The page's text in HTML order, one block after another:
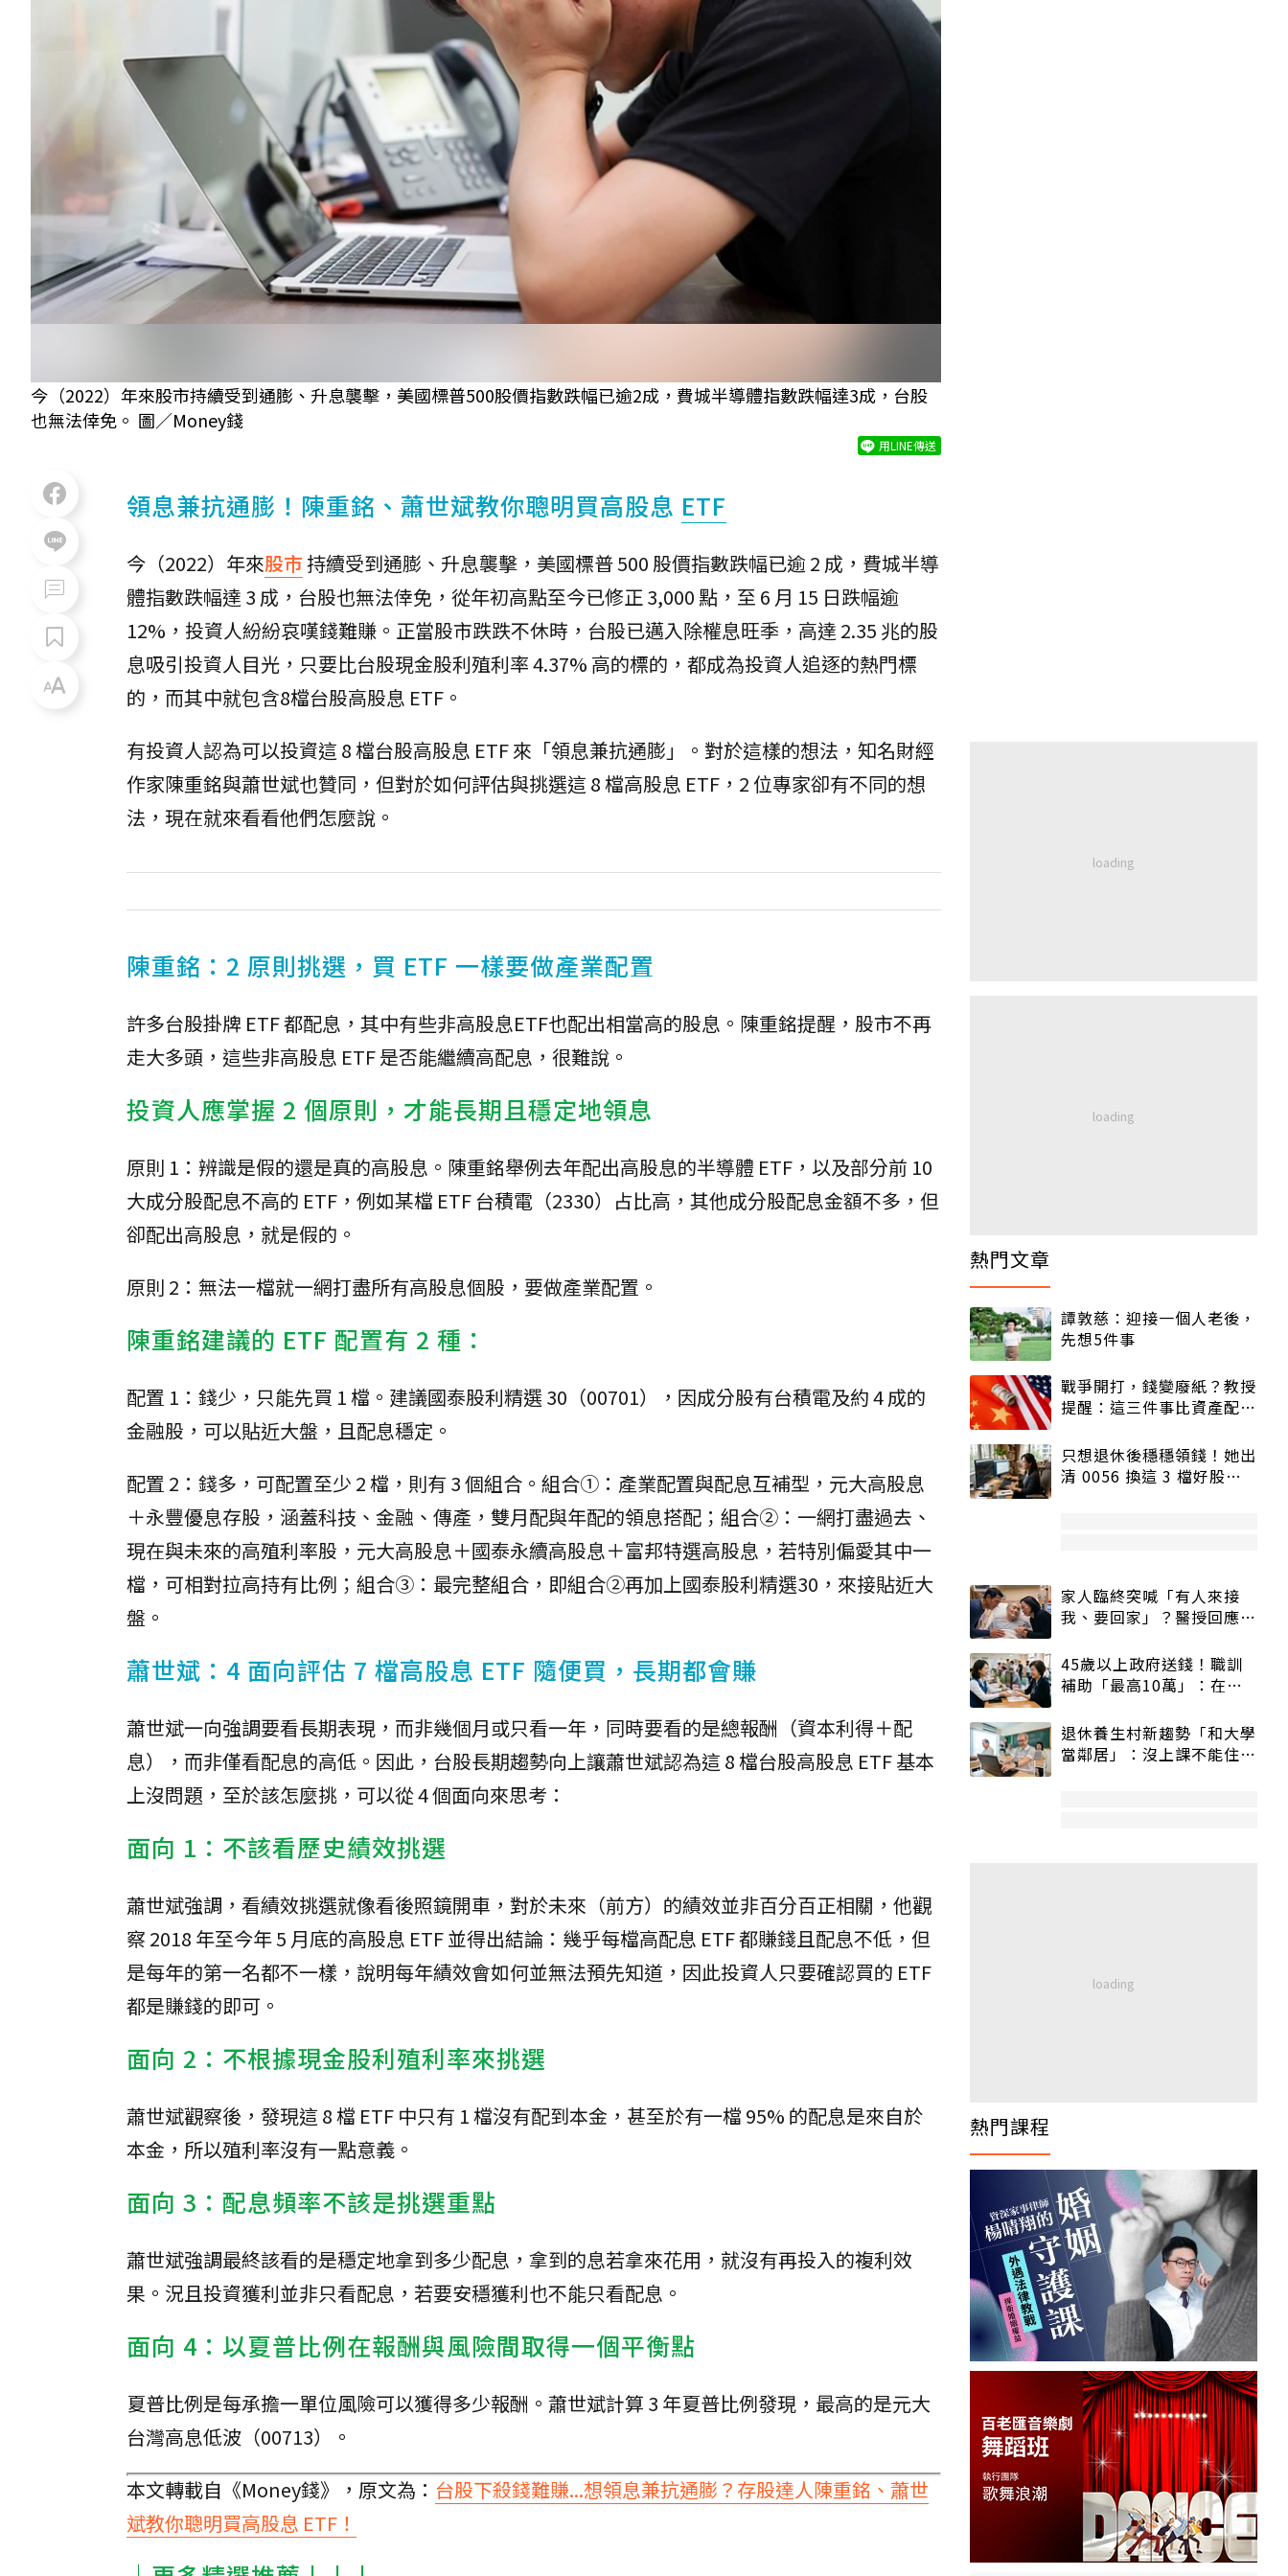
今（2022）年來股市持續受到通膨、升息襲擊，美國標普500股價指數跌幅已逾2成，費城半導體指數跌幅達3成，台股
也無法倖免。 圖／Money錢
用LINE傳送
領息兼抗通膨！陳重銘、蕭世斌教你聰明買高股息 ETF
今（2022）年來股市持續受到通膨、升息襲擊，美國標普 500 股價指數跌幅已逾 2 成，費城半導
體指數跌幅達 3 成，台股也無法倖免，從年初高點至今已修正 3,000 點，至 6 月 15 日跌幅逾
12%，投資人紛紛哀嘆錢難賺。正當股市跌跌不休時，台股已邁入除權息旺季，高達 2.35 兆的股
息吸引投資人目光，只要比台股現金股利殖利率 4.37% 高的標的，都成為投資人追逐的熱門標
的，而其中就包含8檔台股高股息 ETF。
有投資人認為可以投資這 8 檔台股高股息 ETF 來「領息兼抗通膨」。對於這樣的想法，知名財經
作家陳重銘與蕭世斌也贊同，但對於如何評估與挑選這 8 檔高股息 ETF，2 位專家卻有不同的想
法，現在就來看看他們怎麼說。
陳重銘：2 原則挑選，買 ETF 一樣要做產業配置
許多台股掛牌 ETF 都配息，其中有些非高股息ETF也配出相當高的股息。陳重銘提醒，股市不再
走大多頭，這些非高股息 ETF 是否能繼續高配息，很難說。
投資人應掌握 2 個原則，才能長期且穩定地領息
原則 1：辨識是假的還是真的高股息。陳重銘舉例去年配出高股息的半導體 ETF，以及部分前 10
大成分股配息不高的 ETF，例如某檔 ETF 台積電（2330）占比高，其他成分股配息金額不多，但
卻配出高股息，就是假的。
原則 2：無法一檔就一網打盡所有高股息個股，要做產業配置。
陳重銘建議的 ETF 配置有 2 種：
配置 1：錢少，只能先買 1 檔。建議國泰股利精選 30（00701），因成分股有台積電及約 4 成的
金融股，可以貼近大盤，且配息穩定。
配置 2：錢多，可配置至少 2 檔，則有 3 個組合。組合①：產業配置與配息互補型，元大高股息
＋永豐優息存股，涵蓋科技、金融、傳產，雙月配與年配的領息搭配；組合②：一網打盡過去、
現在與未來的高殖利率股，元大高股息＋國泰永續高股息＋富邦特選高股息，若特別偏愛其中一
檔，可相對拉高持有比例；組合③：最完整組合，即組合②再加上國泰股利精選30，來接貼近大
盤。
蕭世斌：4 面向評估 7 檔高股息 ETF 隨便買，長期都會賺
蕭世斌一向強調要看長期表現，而非幾個月或只看一年，同時要看的是總報酬（資本利得＋配
息），而非僅看配息的高低。因此，台股長期趨勢向上讓蕭世斌認為這 8 檔台股高股息 ETF 基本
上沒問題，至於該怎麼挑，可以從 4 個面向來思考：
面向 1：不該看歷史績效挑選
蕭世斌強調，看績效挑選就像看後照鏡開車，對於未來（前方）的績效並非百分百正相關，他觀
察 2018 年至今年 5 月底的高股息 ETF 並得出結論：幾乎每檔高配息 ETF 都賺錢且配息不低，但
是每年的第一名都不一樣，說明每年績效會如何並無法預先知道，因此投資人只要確認買的 ETF
都是賺錢的即可。
面向 2：不根據現金股利殖利率來挑選
蕭世斌觀察後，發現這 8 檔 ETF 中只有 1 檔沒有配到本金，甚至於有一檔 95% 的配息是來自於
本金，所以殖利率沒有一點意義。
面向 3：配息頻率不該是挑選重點
蕭世斌強調最終該看的是穩定地拿到多少配息，拿到的息若拿來花用，就沒有再投入的複利效
果。況且投資獲利並非只看配息，若要安穩獲利也不能只看配息。
面向 4：以夏普比例在報酬與風險間取得一個平衡點
夏普比例是每承擔一單位風險可以獲得多少報酬。蕭世斌計算 3 年夏普比例發現，最高的是元大
台灣高息低波（00713）。
本文轉載自《Money錢》，原文為： 台股下殺錢難賺...想領息兼抗通膨？存股達人陳重銘、蕭世
斌教你聰明買高股息 ETF！
熱門文章
譚敦慈：迎接一個人老後，
先想5件事
戰爭開打，錢變廢紙？教授
提醒：這三件事比資產配置
只想退休後穩穩領錢！她出
清 0056 換這 3 檔好股：
家人臨終突喊「有人來接
我、要回家」？醫授回應方
45歲以上政府送錢！職訓
補助「最高10萬」：在
退休養生村新趨勢「和大學
當鄰居」：沒上課不能住、
熱門課程